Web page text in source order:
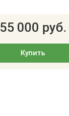
55 000 руб.
Купить